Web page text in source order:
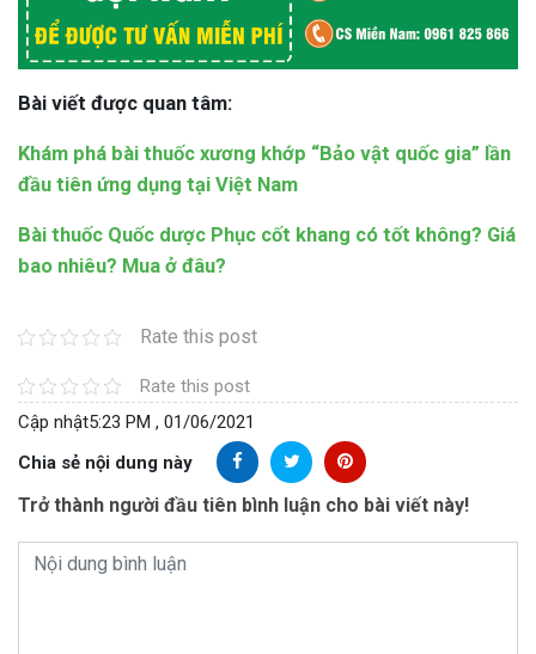
Bài viết được quan tâm:
Khám phá bài thuốc xương khớp “Bảo vật quốc gia” lần
đầu tiên ứng dụng tại Việt Nam
Bài thuốc Quốc dược Phục cốt khang có tốt không? Giá
bao nhiêu? Mua ở đâu?
Rate this post
Rate this post
Cập nhật5:23 PM , 01/06/2021
Chia sẻ nội dung này
Trở thành người đầu tiên bình luận cho bài viết này!